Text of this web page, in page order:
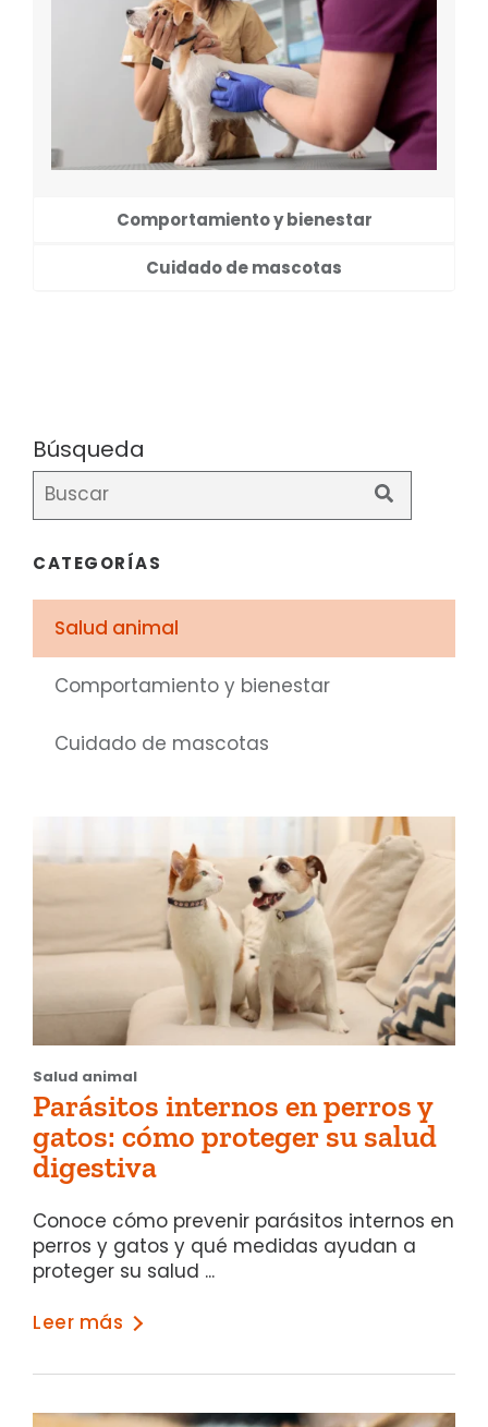
Búsqueda
CATEGORÍAS
Salud animal
Comportamiento y bienestar
Cuidado de mascotas
Salud animal
Parásitos internos en perros y
gatos: cómo proteger su salud
digestiva
Conoce cómo prevenir parásitos internos en
perros y gatos y qué medidas ayudan a
proteger su salud ...
Leer más